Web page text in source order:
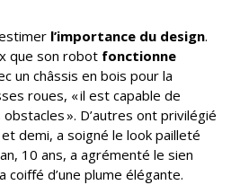
l’importance du design.
que son robot fonctionne
un châssis en bois pour la
roues, « il est capable de
». D’autres ont privilégié
et demi, a soigné le look pailleté
10 ans, a agrémenté le sien
coiffé d’une plume élégante.